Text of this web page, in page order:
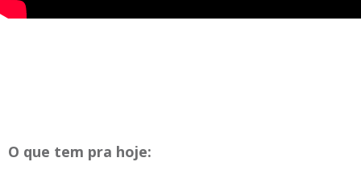
O que tem pra hoje: